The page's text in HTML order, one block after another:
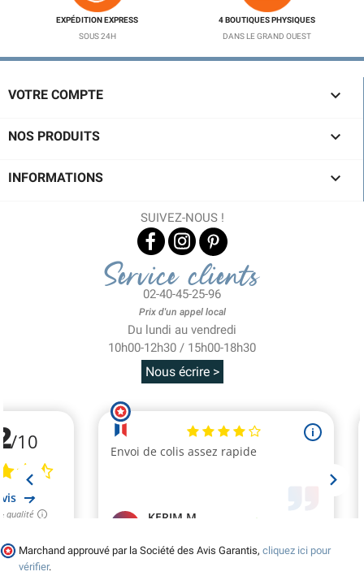
EXPÉDITION EXPRESS
SOUS 24H
4 BOUTIQUES PHYSIQUES
DANS LE GRAND OUEST
VOTRE COMPTE 
NOS PRODUITS 
INFORMATIONS 
SUIVEZ-NOUS !
Service clients
02-40-45-25-96
Prix d'un appel local
Du lundi au vendredi
10h00-12h30 / 15h00-18h30
Nous écrire >
Marchand approuvé par la Société des Avis Garantis, cliquez ici pour
vérifier.